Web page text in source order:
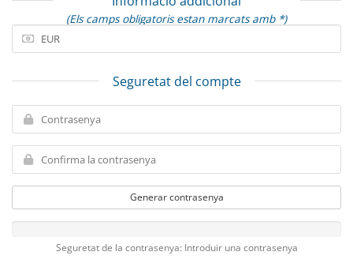
(Els camps obligatoris estan marcats amb *)
Seguretat del compte
Generar contrasenya
Seguretat de la contrasenya: Introduir una contrasenya